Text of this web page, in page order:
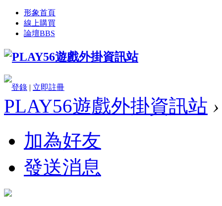
形象首頁
線上購買
論壇BBS
登錄 | 立即註冊
PLAY56遊戲外掛資訊站 ›
加為好友
發送消息